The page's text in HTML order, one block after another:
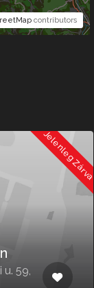
contributors
Jelenleg Zárva
u. 59,